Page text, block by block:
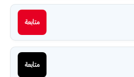
متابعة
متابعة